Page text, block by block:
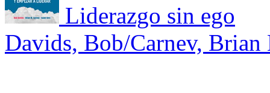
Liderazgo sin ego
Davids, Bob/Carnev, Brian